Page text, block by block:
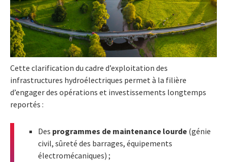
Cette clarification du cadre d’exploitation des
infrastructures hydroélectriques permet à la filière
d’engager des opérations et investissements longtemps
reportés :
Des programmes de maintenance lourde (génie
civil, sûreté des barrages, équipements
électromécaniques) ;